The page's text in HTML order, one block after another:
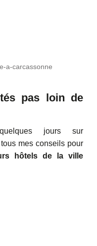
a-carcassonne
pas loin de
jours sur
mes conseils pour
hôtels de la ville